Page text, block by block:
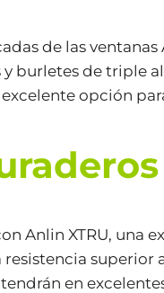
de las
burletes de triple
opción
Anlin XTRU,
en